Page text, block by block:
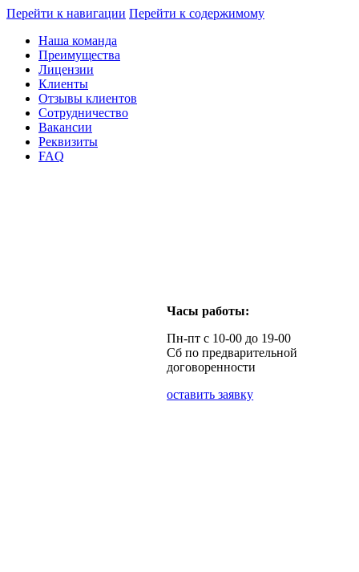
Перейти к навигации Перейти к содержимому
Наша команда
Преимущества
Лицензии
Клиенты
Отзывы клиентов
Сотрудничество
Вакансии
Реквизиты
FAQ
Часы работы:
Пн-пт с 10-00 до 19-00
Сб по предварительной
договоренности
оставить заявку